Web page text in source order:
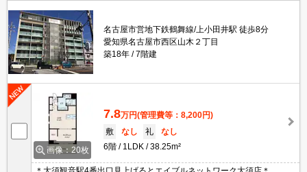
名古屋市営地下鉄鶴舞線/上小田井駅 徒歩8分
愛知県名古屋市西区山木２丁目
築18年
7階建
画像：20枚
7.8万円(管理費等：8,200円)
敷
なし 礼
なし
6階
1LDK 38.25m²